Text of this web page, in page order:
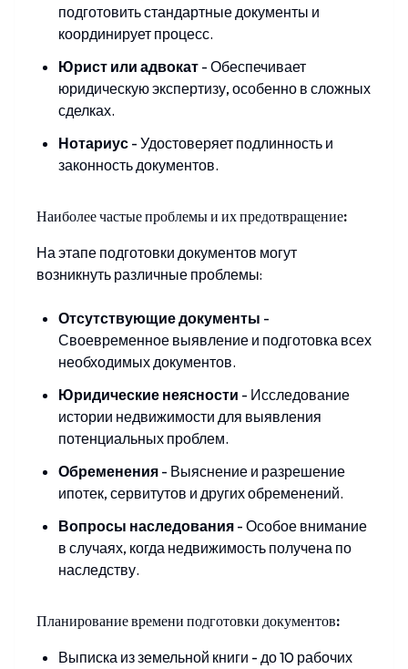
подготовить стандартные документы и
координирует процесс.
Юрист или адвокат - Обеспечивает
юридическую экспертизу, особенно в сложных
сделках.
Нотариус - Удостоверяет подлинность и
законность документов.
Наиболее частые проблемы и их предотвращение:
На этапе подготовки документов могут
возникнуть различные проблемы:
Отсутствующие документы -
Своевременное выявление и подготовка всех
необходимых документов.
Юридические неясности - Исследование
истории недвижимости для выявления
потенциальных проблем.
Обременения - Выяснение и разрешение
ипотек, сервитутов и других обременений.
Вопросы наследования - Особое внимание
в случаях, когда недвижимость получена по
наследству.
Планирование времени подготовки документов:
Выписка из земельной книги - до 10 рабочих